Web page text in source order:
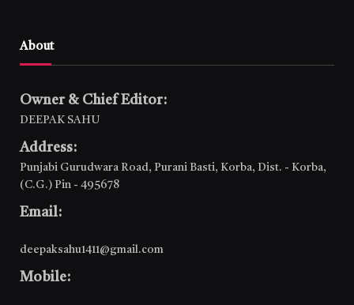
About
Owner & Chief Editor:
DEEPAK SAHU
Address:
Punjabi Gurudwara Road, Purani Basti, Korba, Dist. - Korba,
(C.G.) Pin - 495678
Email:
deepaksahu1411@gmail.com
Mobile: